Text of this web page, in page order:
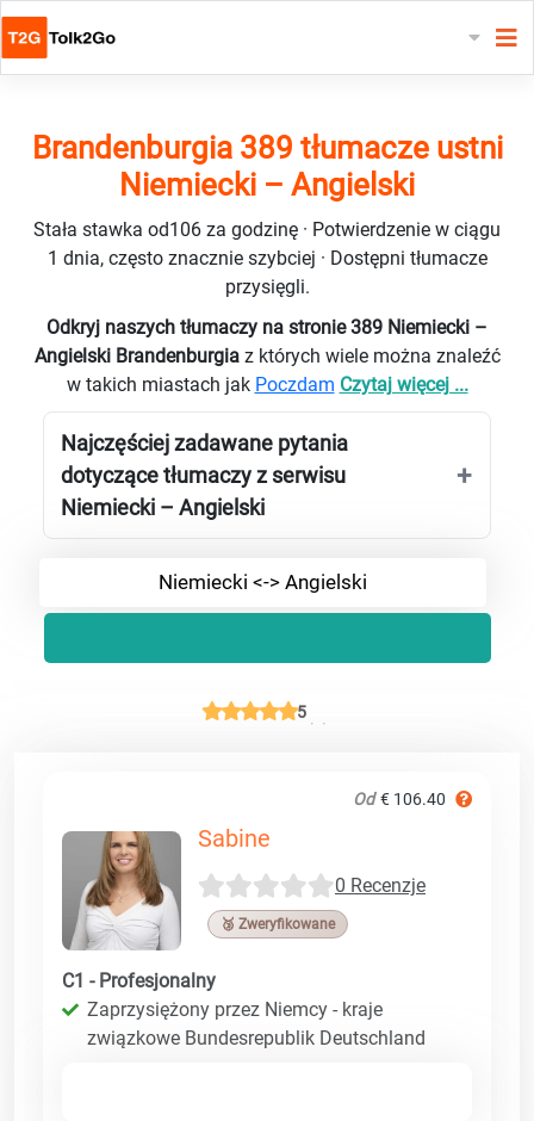
Brandenburgia 389 tłumacze ustni
Niemiecki – Angielski
Stała stawka od106 za godzinę · Potwierdzenie w ciągu
1 dnia, często znacznie szybciej · Dostępni tłumacze
przysięgli.
Odkryj naszych tłumaczy na stronie 389 Niemiecki –
Angielski Brandenburgia z których wiele można znaleźć
w takich miastach jak Poczdam Czytaj więcej ...
Najczęściej zadawane pytania
dotyczące tłumaczy z serwisu
Niemiecki – Angielski
Niemiecki <-> Angielski
5
Od € 106.40
Sabine
0 Recenzje
🥉 Zweryfikowane
C1 - Profesjonalny
Zaprzysiężony przez Niemcy - kraje
związkowe Bundesrepublik Deutschland